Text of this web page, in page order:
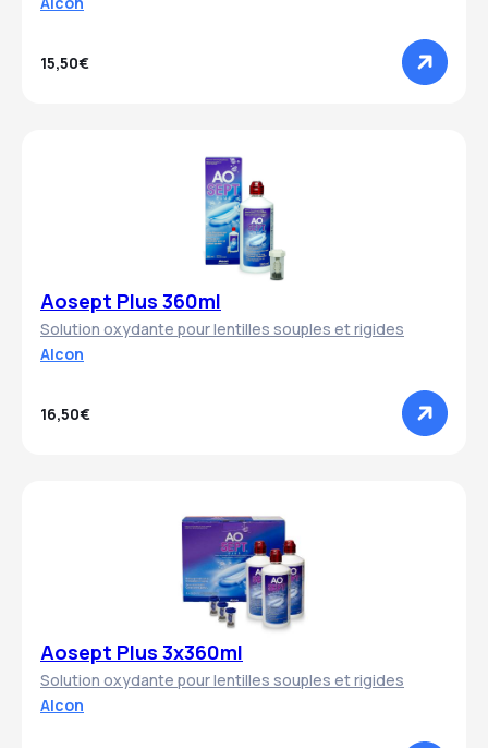
15,50€
Aosept Plus 360ml
Solution oxydante pour lentilles souples et rigides
Alcon
16,50€
Aosept Plus 3x360ml
Solution oxydante pour lentilles souples et rigides
Alcon